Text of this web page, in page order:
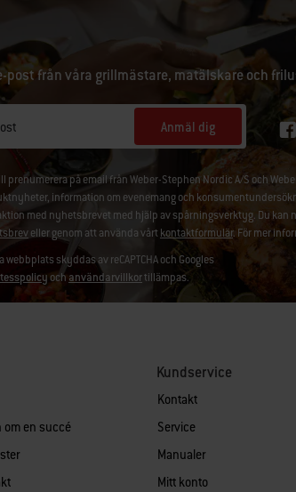
post från våra grillmästare, matälskare och
Anmäl dig
prenumerera på email från Weber-Stephen Nordic A/S och
information om evenemang och
med nyhetsbrevet med hjälp av spårningsverktyg. Du kan
eller genom att använda vårtkontaktformulär. För mer
webbplats skyddas av reCAPTCHA och Googles
och användarvillkortillämpas.
om en succé
Kundservice
Kontakt
Service
Manualer
Mitt konto